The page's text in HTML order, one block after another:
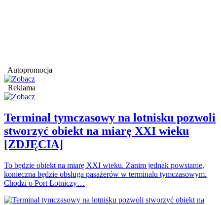
Autopromocja
Reklama
Terminal tymczasowy na lotnisku pozwoli
stworzyć obiekt na miarę XXI wieku
[ZDJĘCIA]
To będzie obiekt na miarę XXI wieku. Zanim jednak powstanie,
konieczna będzie obsługa pasażerów w terminalu tymczasowym.
Chodzi o Port Lotniczy…